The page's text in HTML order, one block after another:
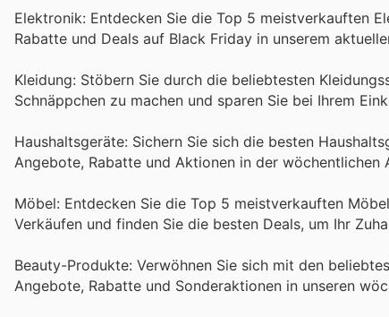
Elektronik: Entdecken Sie die Top 5 meistverkauften
Rabatte und Deals auf Black Friday in unserem
Kleidung: Stöbern Sie durch die beliebtesten
Schnäppchen zu machen und sparen Sie bei Ihrem
Haushaltsgeräte: Sichern Sie sich die besten
Angebote, Rabatte und Aktionen in der wöchentlichen
Möbel: Entdecken Sie die Top 5 meistverkauften
Verkäufen und finden Sie die besten Deals, um Ihr
Beauty-Produkte: Verwöhnen Sie sich mit den
Angebote, Rabatte und Sonderaktionen in unseren